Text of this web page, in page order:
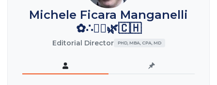
Michele Ficara Manganelli
✿∴♛🌿🇨🇭
Editorial Director PHD, MBA, CPA, MD